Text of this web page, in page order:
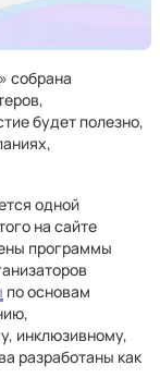
собрана
будет полезно,
одной
на сайте
программы
по основам
инклюзивному,
разработаны как